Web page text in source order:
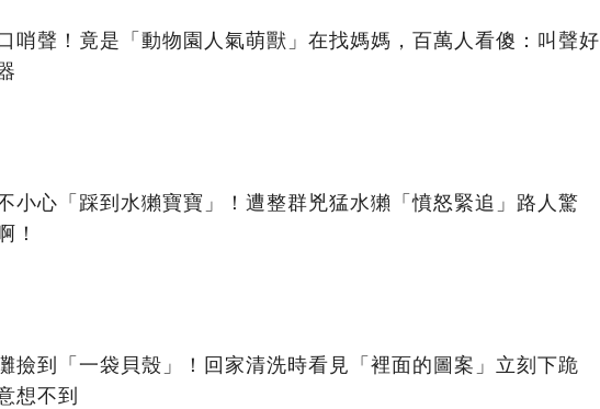
哨聲！竟是「動物園人氣萌獸」在找媽媽，百萬人看傻：叫聲好
小心「踩到水獺寶寶」！遭整群兇猛水獺「憤怒緊追」路人驚
！
撿到「一袋貝殼」！回家清洗時看見「裡面的圖案」立刻下跪
想不到